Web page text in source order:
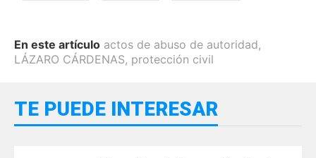
En este artículo actos de abuso de autoridad,
LÁZARO CÁRDENAS, protección civil
TE PUEDE INTERESAR